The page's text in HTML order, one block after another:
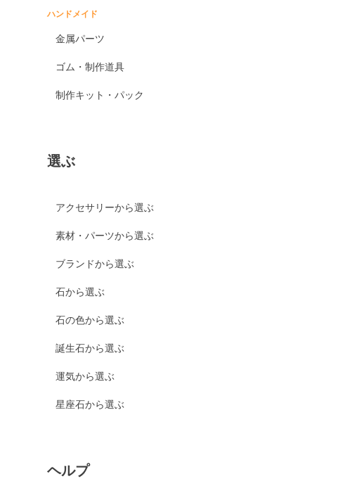
ハンドメイド
金属パーツ
ゴム・制作道具
制作キット・パック
選ぶ
アクセサリーから選ぶ
素材・パーツから選ぶ
ブランドから選ぶ
石から選ぶ
石の色から選ぶ
誕生石から選ぶ
運気から選ぶ
星座石から選ぶ
ヘルプ